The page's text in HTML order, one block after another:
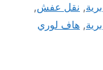
, نقل عفش,
, هاف لوري